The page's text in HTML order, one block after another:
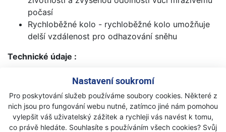
Nastavení soukromí
Pro poskytování služeb používáme soubory cookies. Některé z
nich jsou pro fungování webu nutné, zatímco jiné nám pomohou
vylepšit váš uživatelský zážitek a rychleji vás navést k tomu,
co právě hledáte. Souhlasíte s používáním všech cookies? Svůj
počasí
Rychloběžné kolo - rychloběžné kolo umožňuje
delší vzdálenost pro odhazování sněhu
Technické údaje :
Hrubý točivý moment - 9.2 lb-ft
Přednastavené otáčky, ot./ min - 3600 ot./min
Zdroj napájení - Benzin